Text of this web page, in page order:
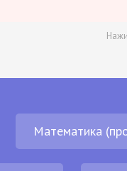
Математика